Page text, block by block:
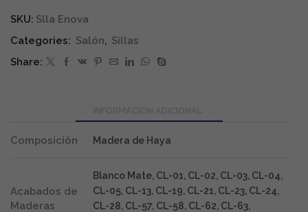
Enova
cantidad
SKU: Slla Enova
Categories: Salón, Sillas
Share:
INFORMACIÓN ADICIONAL
Composición Madera de Haya
Acabados de
Maderas
Blanco Mate, CL-01, CL-02, CL-03, CL-04,
CL-05, CL-13, CL-19, CL-21, CL-23, CL-24,
CL-28, CL-57, CL-58, CL-62, CL-63,